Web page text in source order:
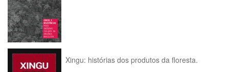
Xingu: histórias dos produtos da floresta.